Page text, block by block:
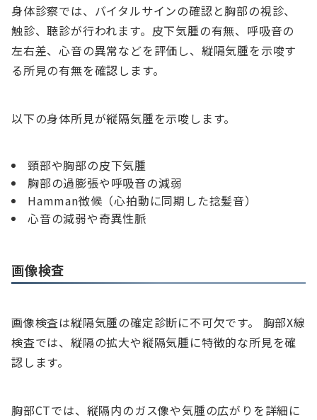
身体診察では、バイタルサインの確認と胸部の視診、
触診、聴診が行われます。皮下気腫の有無、呼吸音の
左右差、心音の異常などを評価し、縦隔気腫を示唆す
る所見の有無を確認します。
以下の身体所見が縦隔気腫を示唆します。
頸部や胸部の皮下気腫
胸部の過膨張や呼吸音の減弱
Hamman徴候（心拍動に同期した捻髪音）
心音の減弱や奇異性脈
画像検査
画像検査は縦隔気腫の確定診断に不可欠です。 胸部X線
検査では、縦隔の拡大や縦隔気腫に特徴的な所見を確
認します。
胸部CTでは、縦隔内のガス像や気腫の広がりを詳細に